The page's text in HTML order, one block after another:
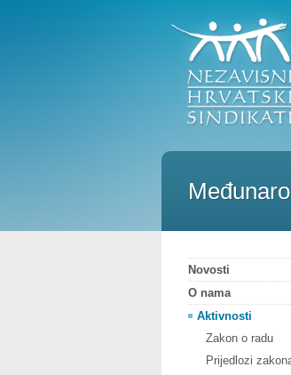
Novosti
O nama
Aktivnosti
Zakon o radu
Prijedlozi